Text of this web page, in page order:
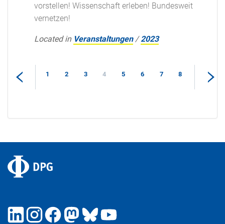
vorstellen! Wissenschaft erleben! Bundesweit
vernetzen!
Located in Veranstaltungen /2023
1 2 3 4 5 6 7 8